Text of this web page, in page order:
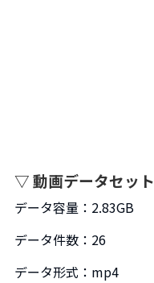
▽ 動画データセット
データ容量：2.83GB
データ件数：26
データ形式：mp4